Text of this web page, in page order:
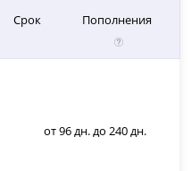
Срок Пополнения
от 96 дн. до 240 дн.